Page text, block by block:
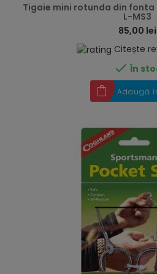
Tigaie mini rotunda din fonta
L-MS3
85,00 lei
Citește
 În
Adaugă